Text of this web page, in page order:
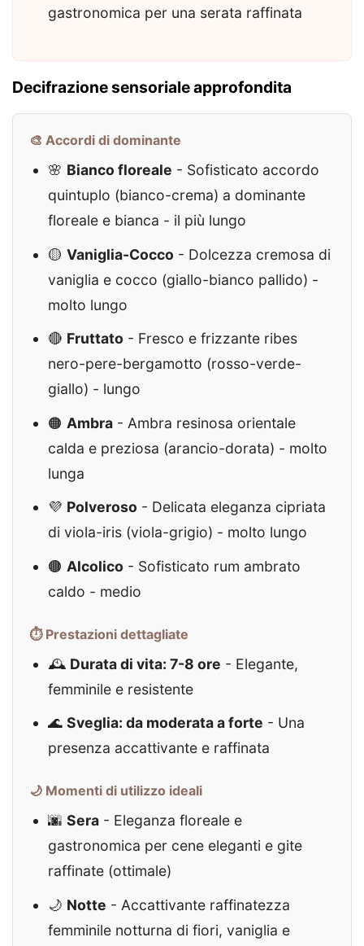
gastronomica per una serata raffinata
Decifrazione sensoriale approfondita
🎨 Accordi di dominante
🌸 Bianco floreale - Sofisticato accordo
quintuplo (bianco-crema) a dominante
floreale e bianca - il più lungo
🟡 Vaniglia-Cocco - Dolcezza cremosa di
vaniglia e cocco (giallo-bianco pallido) -
molto lungo
🔴 Fruttato - Fresco e frizzante ribes
nero-pere-bergamotto (rosso-verde-
giallo) - lungo
🟠 Ambra- Ambra resinosa orientale
calda e preziosa (arancio-dorata) - molto
lunga
💜 Polveroso - Delicata eleganza cipriata
di viola-iris (viola-grigio) - molto lungo
🟤 Alcolico - Sofisticato rum ambrato
caldo - medio
⏱️ Prestazioni dettagliate
🕰️ Durata di vita: 7-8 ore - Elegante,
femminile e resistente
🌊 Sveglia: da moderata a forte - Una
presenza accattivante e raffinata
🌙 Momenti di utilizzo ideali
🌆 Sera- Eleganza floreale e
gastronomica per cene eleganti e gite
raffinate (ottimale)
🌙 Notte - Accattivante raffinatezza
femminile notturna di fiori, vaniglia e